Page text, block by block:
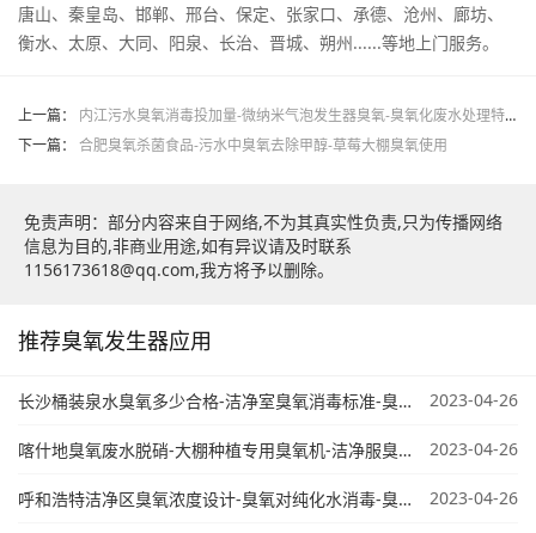
唐山、秦皇岛、邯郸、邢台、保定、张家口、承德、沧州、廊坊、
衡水、太原、大同、阳泉、长治、晋城、朔州......等地上门服务。
上一篇：
内江污水臭氧消毒投加量-微纳米气泡发生器臭氧-臭氧化废水处理特点
下一篇：
合肥臭氧杀菌食品-污水中臭氧去除甲醇-草莓大棚臭氧使用
免责声明：部分内容来自于网络,不为其真实性负责,只为传播网络
信息为目的,非商业用途,如有异议请及时联系
1156173618@qq.com,我方将予以删除。
推荐臭氧发生器应用
长沙桶装泉水臭氧多少合格-洁净室臭氧消毒标准-臭氧污水处理原来 2023-04-26
喀什地臭氧废水脱硝-大棚种植专用臭氧机-洁净服臭氧灭菌 2023-04-26
呼和浩特洁净区臭氧浓度设计-臭氧对纯化水消毒-臭氧纯水杀菌 2023-04-26